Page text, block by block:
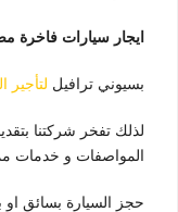
ايجار سيارات فاخرة
بسيوني ترافيل لتأجير
لذلك تفخر شركتنا
المواصفات و خدمات
حجز السيارة بسائق او